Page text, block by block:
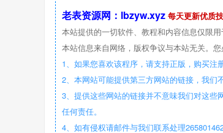
老表资源网：lbzyw.xyz 每天更新优质
本站提供的一切软件、教程和内容信息仅限
本站信息来自网络，版权争议与本站无关。
1、如果您喜欢该程序，请支持正版，购买注
2、本网站可能提供第三方网站的链接，我们
3、提供这些网站的链接并不意味我们对这
任何责任。
4、如有侵权请邮件与我们联系处理